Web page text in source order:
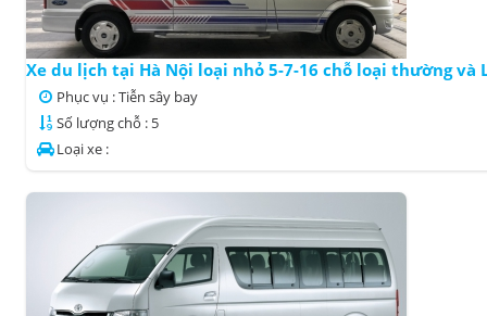
Xe du lịch tại Hà Nội loại nhỏ 5-7-16 chỗ loại thường và
Phục vụ : Tiễn sây bay
Số lượng chỗ : 5
Loại xe :